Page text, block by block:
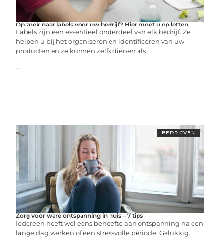
Op zoek naar labels voor uw bedrijf? Hier moet u op letten
Labels zijn een essentieel onderdeel van elk bedrijf. Ze
helpen u bij het organiseren en identificeren van uw
producten en ze kunnen zelfs dienen als
...
BEDRIJVEN
Zorg voor ware ontspanning in huis – 7 tips
Iedereen heeft wel eens behoefte aan ontspanning na een
lange dag werken of een stressvolle periode. Gelukkig